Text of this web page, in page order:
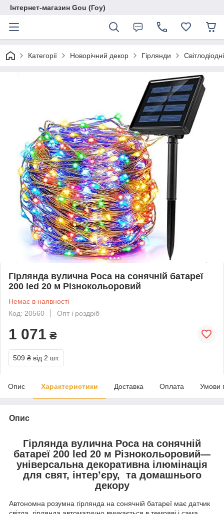
Інтернет-магазин Gou (Гоу)
Категорії Новорічний декор Гірлянди
Гірлянда вулична Роса на сонячній батареї
200 led 20 м Різнокольоровий
Немає в наявності
Код: 20560
Опт і роздріб
1 071 ₴
509 ₴ від 2 шт.
Опис Характеристики Доставка Оплата Умови
Опис
Гірлянда вулична Роса на сонячній
батареї 200 led 20 м Різнокольоровий—
універсальна декоративна ілюмінація
для свят, інтер’єру, та домашнього
декору
Автономна розумна гірлянда на сонячній батареї має датчик